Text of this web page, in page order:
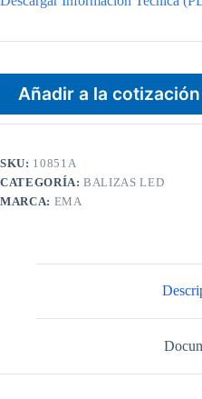
Añadir a la cotización
SKU: 10851A
CATEGORÍA:BALIZAS LED
MARCA: EMA